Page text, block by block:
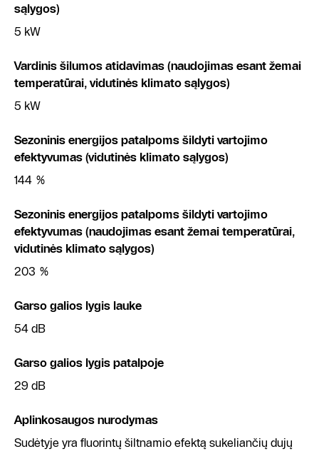
sąlygos)
5 kW
Vardinis šilumos atidavimas (naudojimas esant žemai
temperatūrai, vidutinės klimato sąlygos)
5 kW
Sezoninis energijos patalpoms šildyti vartojimo
efektyvumas (vidutinės klimato sąlygos)
144 %
Sezoninis energijos patalpoms šildyti vartojimo
efektyvumas (naudojimas esant žemai temperatūrai,
vidutinės klimato sąlygos)
203 %
Garso galios lygis lauke
54 dB
Garso galios lygis patalpoje
29 dB
Aplinkosaugos nurodymas
Sudėtyje yra fluorintų šiltnamio efektą sukeliančių dujų